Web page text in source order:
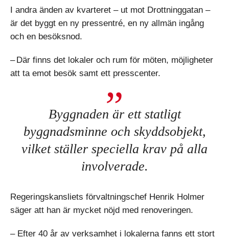
I andra änden av kvarteret – ut mot Drottninggatan –
är det byggt en ny pressentré, en ny allmän ingång
och en besöksnod.
– Där finns det lokaler och rum för möten, möjligheter
att ta emot besök samt ett presscenter.
Byggnaden är ett statligt
byggnadsminne och skyddsobjekt,
vilket ställer speciella krav på alla
involverade.
Regeringskansliets förvaltningschef Henrik Holmer
säger att han är mycket nöjd med renoveringen.
– Efter 40 år av verksamhet i lokalerna fanns ett stort